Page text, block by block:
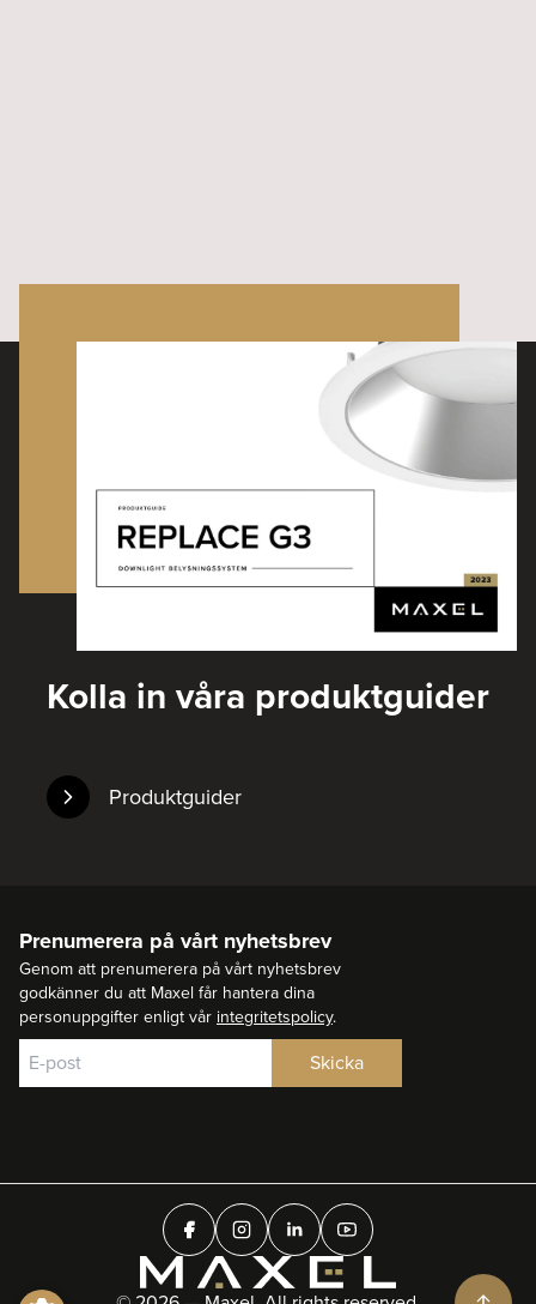
Kolla in våra produktguider
Produktguider
Prenumerera på vårt nyhetsbrev
Genom att prenumerera på vårt nyhetsbrev
godkänner du att Maxel får hantera dina
personuppgifter enligt vår integritetspolicy.